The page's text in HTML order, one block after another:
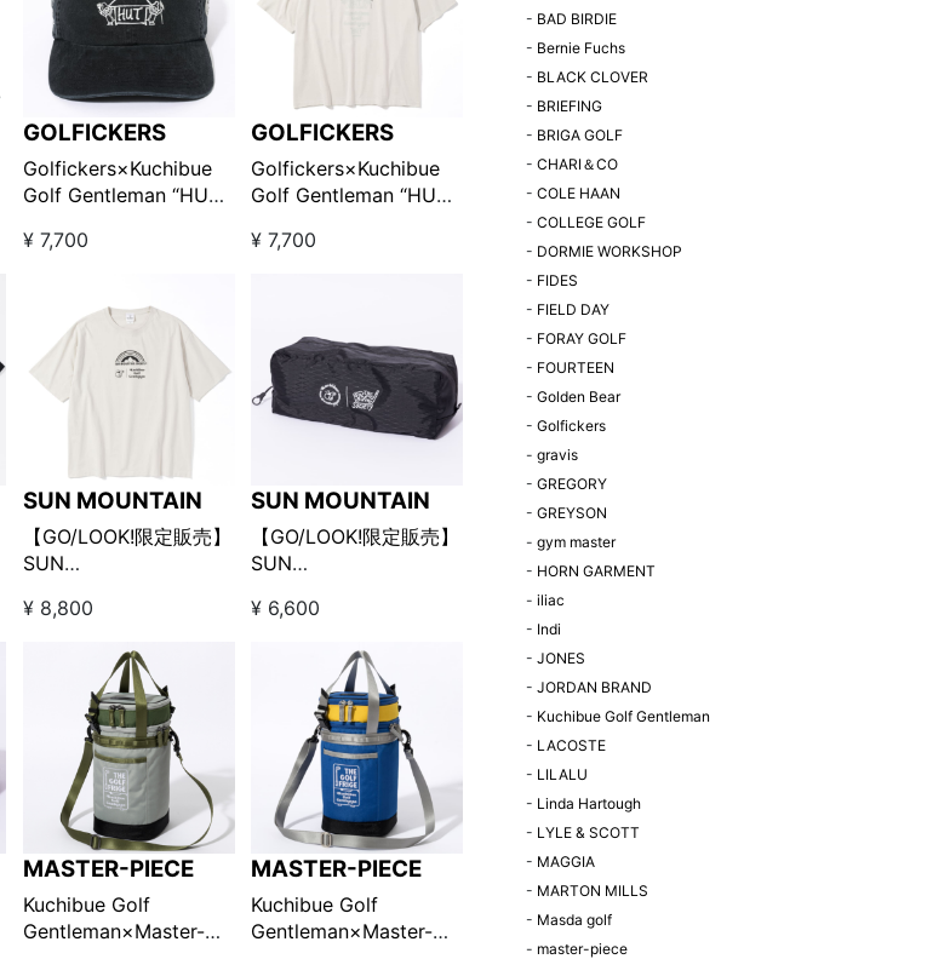
GOLFICKERS
Golfickers×Kuchibue
Golf Gentleman “HUT”
ク【GO/LOOK!限定販
¥ 7,700
GOLFICKERS
Golfickers×Kuchibue
Golf Gentleman “HUT”
ワイト【GO/LOOK!限定
¥ 7,700
SUN MOUNTAIN
【GO/LOOK!限定販売】
SUN
Golf Gentleman Tシャ
¥ 8,800
SUN MOUNTAIN
【GO/LOOK!限定販売】
SUN
Golf Gentleman シュー
¥ 6,600
MASTER-PIECE
Kuchibue Golf
Gentleman×Master-
MASTER-PIECE
Kuchibue Golf
Gentleman×Master-
- BAD BIRDIE
- Bernie Fuchs
- BLACK CLOVER
- BRIEFING
- BRIGA GOLF
- CHARI＆CO
- COLE HAAN
- COLLEGE GOLF
- DORMIE WORKSHOP
- FIDES
- FIELD DAY
- FORAY GOLF
- FOURTEEN
- Golden Bear
- Golfickers
- gravis
- GREGORY
- GREYSON
- gym master
- HORN GARMENT
- iliac
- Indi
- JONES
- JORDAN BRAND
- Kuchibue Golf Gentleman
- LACOSTE
- LILALU
- Linda Hartough
- LYLE & SCOTT
- MAGGIA
- MARTON MILLS
- Masda golf
- master-piece